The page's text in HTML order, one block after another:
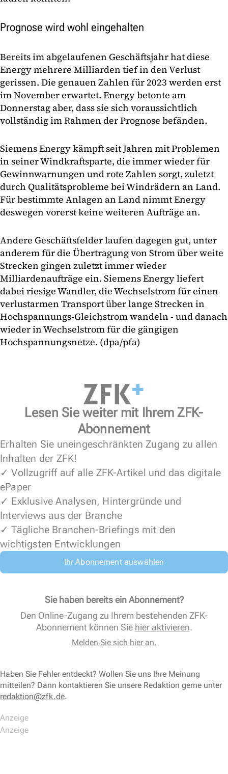
Prognose wird wohl eingehalten
Bereits im abgelaufenen Geschäftsjahr hat diese
Energy mehrere Milliarden tief in den Verlust
gerissen. Die genauen Zahlen für 2023 werden erst
im November erwartet. Energy betonte am
Donnerstag aber, dass sie sich voraussichtlich
vollständig im Rahmen der Prognose befänden.
Siemens Energy kämpft seit Jahren mit Problemen
in seiner Windkraftsparte, die immer wieder für
Gewinnwarnungen und rote Zahlen sorgt, zuletzt
durch Qualitätsprobleme bei Windrädern an Land.
Für bestimmte Anlagen an Land nimmt Energy
deswegen vorerst keine weiteren Aufträge an.
Andere Geschäftsfelder laufen dagegen gut, unter
anderem für die Übertragung von Strom über weite
Strecken gingen zuletzt immer wieder
Milliardenaufträge ein. Siemens Energy liefert
dabei riesige Wandler, die Wechselstrom für einen
verlustarmen Transport über lange Strecken in
Hochspannungs-Gleichstrom wandeln - und danach
wieder in Wechselstrom für die gängigen
Hochspannungsnetze. (dpa/pfa)
Lesen Sie weiter mit Ihrem ZFK-
Abonnement
Erhalten Sie uneingeschränkten Zugang zu allen
Inhalten der ZFK!
✓ Vollzugriff auf alle ZFK-Artikel und das digitale
ePaper
✓ Exklusive Analysen, Hintergründe und
Interviews aus der Branche
✓ Tägliche Branchen-Briefings mit den
wichtigsten Entwicklungen
Ihr Abonnement auswählen
Sie haben bereits ein Abonnement?
Den Online-Zugang zu Ihrem bestehenden ZFK-
Abonnement können Sie hier aktivieren.
Melden Sie sich hier an.
Haben Sie Fehler entdeckt? Wollen Sie uns Ihre Meinung
mitteilen? Dann kontaktieren Sie unsere Redaktion gerne unter
redaktion@zfk.de.